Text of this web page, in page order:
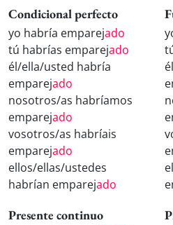
Condicional perfecto
yo habría emparejado
tú habrías emparejado
él/ella/usted habría
emparejado
nosotros/as habríamos
emparejado
vosotros/as habríais
emparejado
ellos/ellas/ustedes
habrían emparejado
Presente continuo